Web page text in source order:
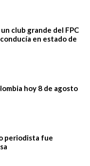
club grande del FPC
en estado de
hoy 8 de agosto
periodista fue